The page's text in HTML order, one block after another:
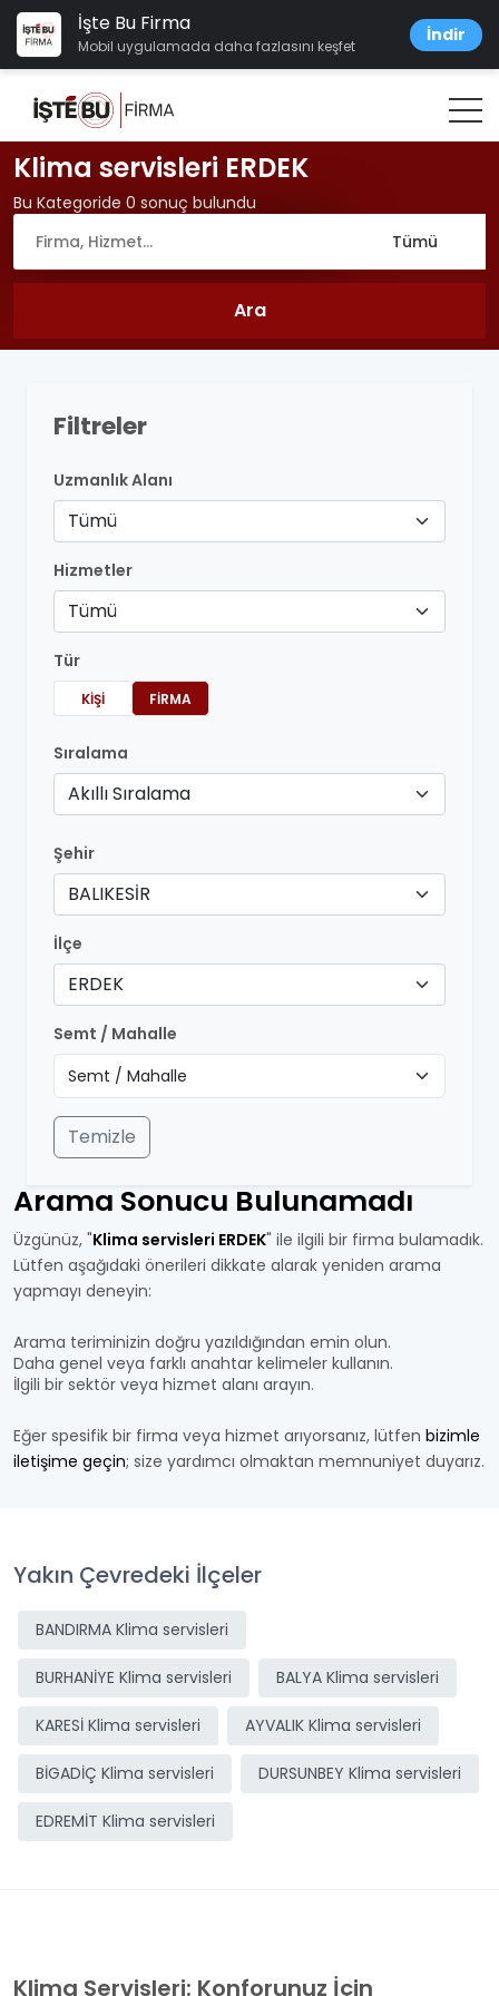
İşte Bu Firma
Mobil uygulamada daha fazlasını keşfet
İndir
Klima servisleri ERDEK
Bu Kategoride 0 sonuç bulundu
Filtreler
Uzmanlık Alanı
Tümü
Hizmetler
Tümü
Tür
KIŞI FIRMA
Sıralama
Akıllı Sıralama
Şehir
BALIKESİR
İlçe
ERDEK
Semt / Mahalle
Temizle
Arama Sonucu Bulunamadı
Üzgünüz, "Klima servisleri ERDEK" ile ilgili bir firma bulamadık.
Lütfen aşağıdaki önerileri dikkate alarak yeniden arama
yapmayı deneyin:
Arama teriminizin doğru yazıldığından emin olun.
Daha genel veya farklı anahtar kelimeler kullanın.
İlgili bir sektör veya hizmet alanı arayın.
Eğer spesifik bir firma veya hizmet arıyorsanız, lütfen bizimle
iletişime geçin; size yardımcı olmaktan memnuniyet duyarız.
Yakın Çevredeki İlçeler
BANDIRMA Klima servisleri
BURHANİYE Klima servisleri BALYA Klima servisleri
KARESİ Klima servisleri AYVALIK Klima servisleri
BİGADİÇ Klima servisleri DURSUNBEY Klima servisleri
EDREMİT Klima servisleri
Klima Servisleri: Konforunuz İçin